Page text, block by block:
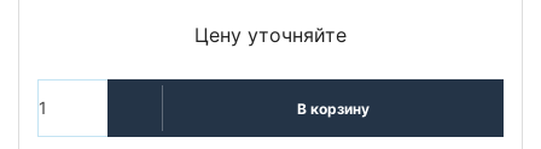
Цену уточняйте
В корзину